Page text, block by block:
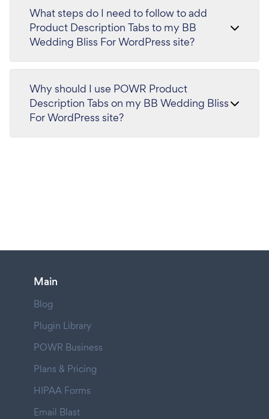
What steps do I need to follow to add
Product Description Tabs to my BB
Wedding Bliss For WordPress site?
Why should I use POWR Product
Description Tabs on my BB Wedding Bliss
For WordPress site?
Main
Blog
Plugin Library
POWR Business
Plans & Pricing
HIPAA Forms
Email Blast